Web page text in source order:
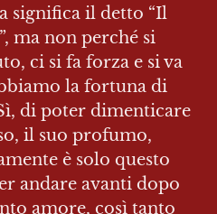
significa il detto “Il
ma non perché si
ci si fa forza e si va
la fortuna di
di poter dimenticare
il suo profumo,
è solo questo
andare avanti dopo
amore, così tanto